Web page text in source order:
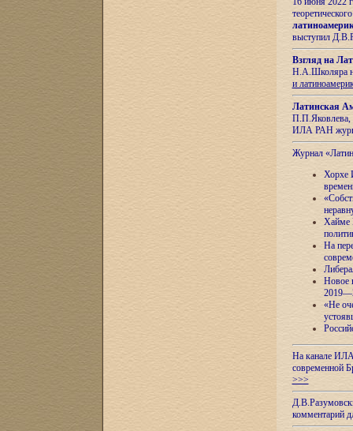
выступил
Взгляд на
Н.А.Школяра
и
Латинская
П.П.Яковлева,
ИЛА РАН
Журнал
Хорхе
Хайме
На
Новое
«Не
На канале ИЛА
современной
>>>
комментарий